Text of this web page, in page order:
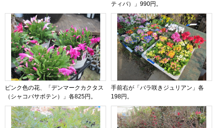
ティバ）」990円。
ピンク色の花、「デンマークカクタス
（シャコバサボテン）」各825円。
手前右が「バラ咲きジュリアン」各
198円。